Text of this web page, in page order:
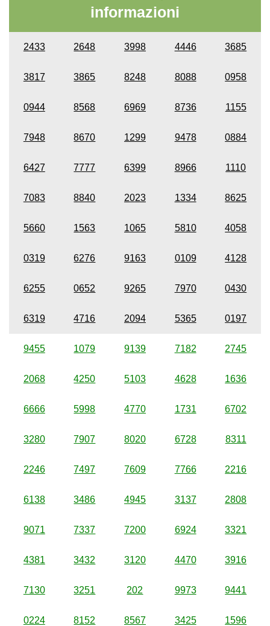
informazioni
2433 2648 3998 4446 3685
3817 3865 8248 8088 0958
0944 8568 6969 8736 1155
7948 8670 1299 9478 0884
6427 7777 6399 8966 1110
7083 8840 2023 1334 8625
5660 1563 1065 5810 4058
0319 6276 9163 0109 4128
6255 0652 9265 7970 0430
6319 4716 2094 5365 0197
9455 1079 9139 7182 2745
2068 4250 5103 4628 1636
6666 5998 4770 1731 6702
3280 7907 8020 6728 8311
2246 7497 7609 7766 2216
6138 3486 4945 3137 2808
9071 7337 7200 6924 3321
4381 3432 3120 4470 3916
7130 3251 202 9973 9441
0224 8152 8567 3425 1596